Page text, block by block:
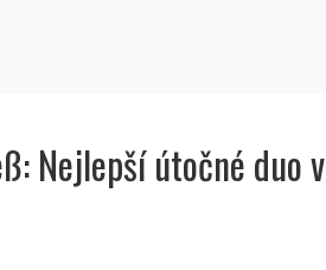
Nejlepší útočné duo v